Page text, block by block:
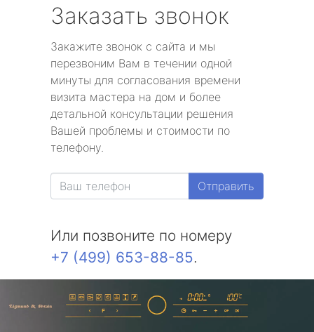
Заказать звонок
Закажите звонок с сайта и мы
перезвоним Вам в течении одной
минуты для согласования времени
визита мастера на дом и более
детальной консультации решения
Вашей проблемы и стоимости по
телефону.
Отправить
Или позвоните по номеру
+7 (499) 653-88-85.